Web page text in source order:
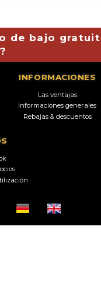
de bajo
INFORMACIONES
Las ventajas
Informaciones generales
Rebajas & descuentos